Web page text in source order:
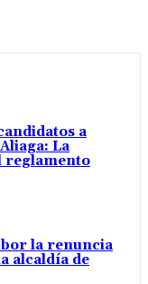
a
La
reglamento
la renuncia
alcaldía de